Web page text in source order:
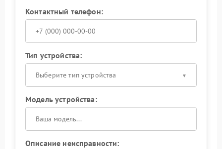
Контактный телефон:
Тип устройства:
Выберите тип устройства
Модель устройства:
Описание неисправности: